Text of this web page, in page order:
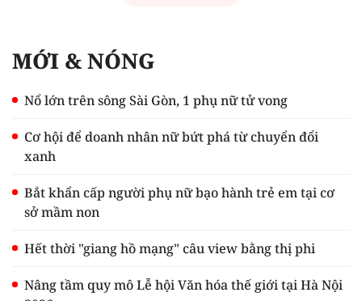
MỚI & NÓNG
Nổ lớn trên sông Sài Gòn, 1 phụ nữ tử vong
Cơ hội để doanh nhân nữ bứt phá từ chuyển đổi
xanh
Bắt khẩn cấp người phụ nữ bạo hành trẻ em tại cơ
sở mầm non
Hết thời "giang hồ mạng" câu view bằng thị phi
Nâng tầm quy mô Lễ hội Văn hóa thế giới tại Hà Nội